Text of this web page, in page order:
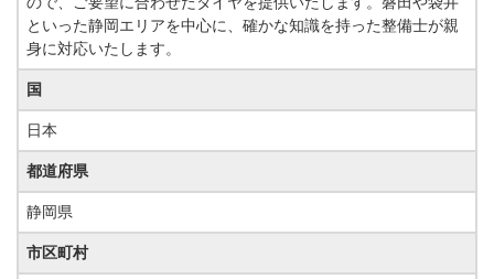
といった静岡エリアを中心に、確かな知識を持った整備士が親
身に対応いたします。
国
日本
都道府県
静岡県
市区町村